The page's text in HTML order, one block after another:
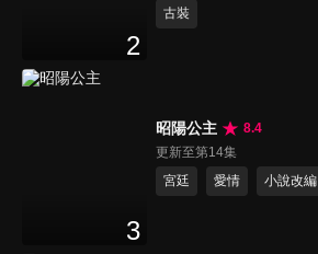
2
古裝
3
昭陽公主
8.4
更新至第14集
宮廷
愛情 小說改編